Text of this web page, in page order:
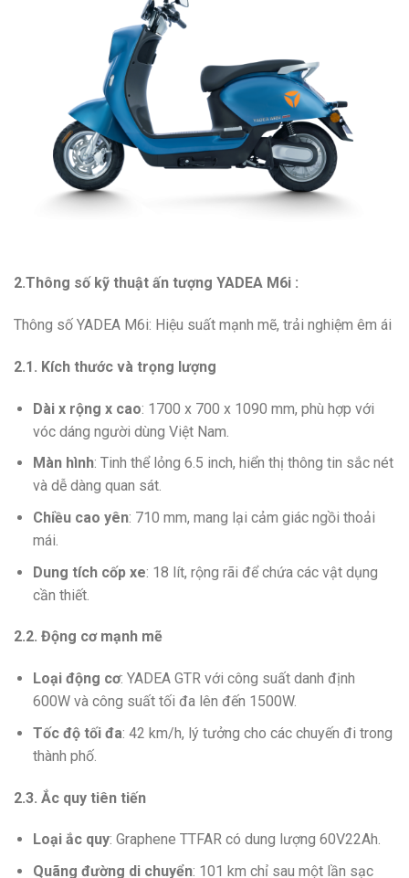
2.Thông số kỹ thuật ấn tượng YADEA M6i :
Thông số YADEA M6i: Hiệu suất mạnh mẽ, trải nghiệm êm ái
2.1. Kích thước và trọng lượng
Dài x rộng x cao: 1700 x 700 x 1090 mm, phù hợp với
vóc dáng người dùng Việt Nam.
Màn hình: Tinh thể lỏng 6.5 inch, hiển thị thông tin sắc nét
và dễ dàng quan sát.
Chiều cao yên: 710 mm, mang lại cảm giác ngồi thoải
mái.
Dung tích cốp xe: 18 lít, rộng rãi để chứa các vật dụng
cần thiết.
2.2. Động cơ mạnh mẽ
Loại động cơ: YADEA GTR với công suất danh định
600W và công suất tối đa lên đến 1500W.
Tốc độ tối đa: 42 km/h, lý tưởng cho các chuyến đi trong
thành phố.
2.3. Ắc quy tiên tiến
Loại ắc quy: Graphene TTFAR có dung lượng 60V22Ah.
Quãng đường di chuyển: 101 km chỉ sau một lần sạc